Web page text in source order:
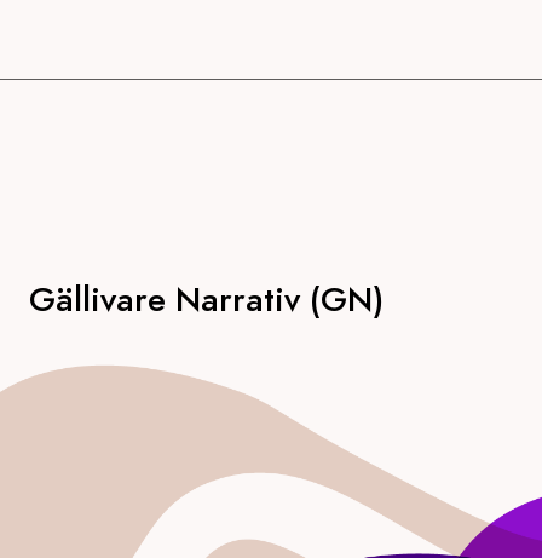
Gällivare Narrativ (GN)